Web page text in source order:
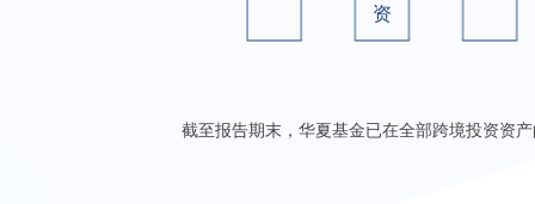
资
截至报告期末，华夏基金已在全部跨境投资资